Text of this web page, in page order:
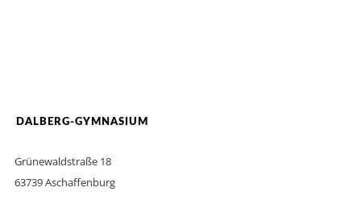
DALBERG-GYMNASIUM
Grünewaldstraße 18
63739 Aschaffenburg